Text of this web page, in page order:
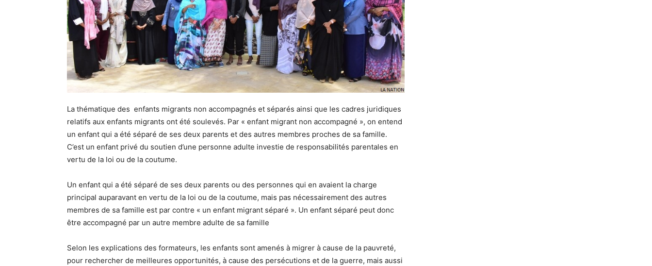
La thématique des enfants migrants non accompagnés et séparés ainsi que les cadres juridiques
relatifs aux enfants migrants ont été soulevés. Par « enfant migrant non accompagné », on entend
un enfant qui a été séparé de ses deux parents et des autres membres proches de sa famille.
C’est un enfant privé du soutien d’une personne adulte investie de responsabilités parentales en
vertu de la loi ou de la coutume.
Un enfant qui a été séparé de ses deux parents ou des personnes qui en avaient la charge
principal auparavant en vertu de la loi ou de la coutume, mais pas nécessairement des autres
membres de sa famille est par contre « un enfant migrant séparé ». Un enfant séparé peut donc
être accompagné par un autre membre adulte de sa famille
Selon les explications des formateurs, les enfants sont amenés à migrer à cause de la pauvreté,
pour rechercher de meilleures opportunités, à cause des persécutions et de la guerre, mais aussi